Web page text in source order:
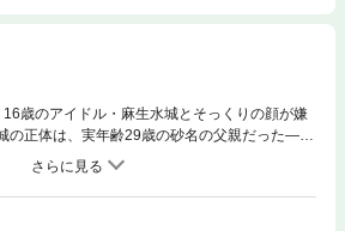
歳のアイドル・麻生水城とそっくりの顔が嫌
の正体は、実年齢29歳の砂名の父親だった―
人気シリーズ「少年進化論」。「Pocke」「ク
少年進化論」「少年進化論plus」、そして「マ
「少年進化論」をまとめ、「新装版 少年進化
中！ カバーイラストはくさなぎ俊祈先生の